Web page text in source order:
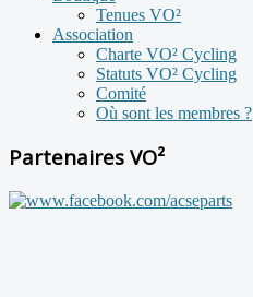
Tenues VO²
Association
Charte VO² Cycling
Statuts VO² Cycling
Comité
Où sont les membres ?
Partenaires VO²